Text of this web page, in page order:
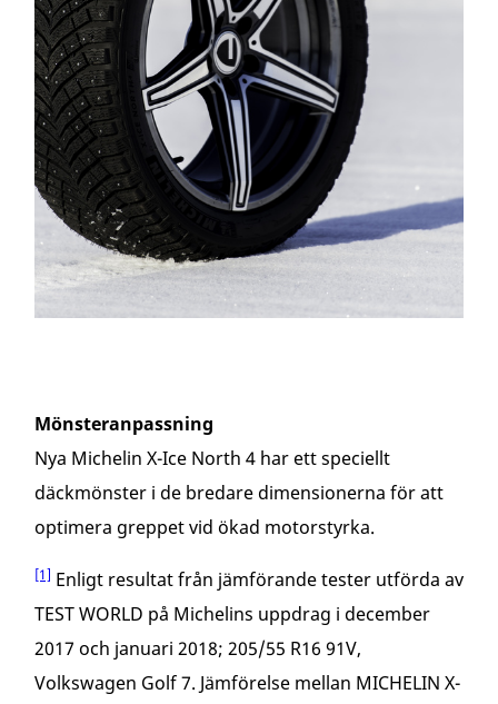
Mönsteranpassning
Nya Michelin X-Ice North 4 har ett speciellt
däckmönster i de bredare dimensionerna för att
optimera greppet vid ökad motorstyrka.
[1] Enligt resultat från jämförande tester utförda av
TEST WORLD på Michelins uppdrag i december
2017 och januari 2018; 205/55 R16 91V,
Volkswagen Golf 7. Jämförelse mellan MICHELIN X-